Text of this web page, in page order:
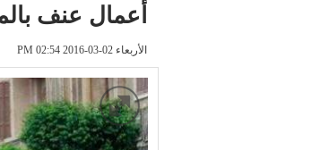
أعمال عنف
الأربعاء 02-03-2016 PM 02:54